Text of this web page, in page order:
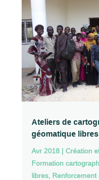
Ateliers de
géomatique
Avr 2018| Création
Formation
libres, Renforcement